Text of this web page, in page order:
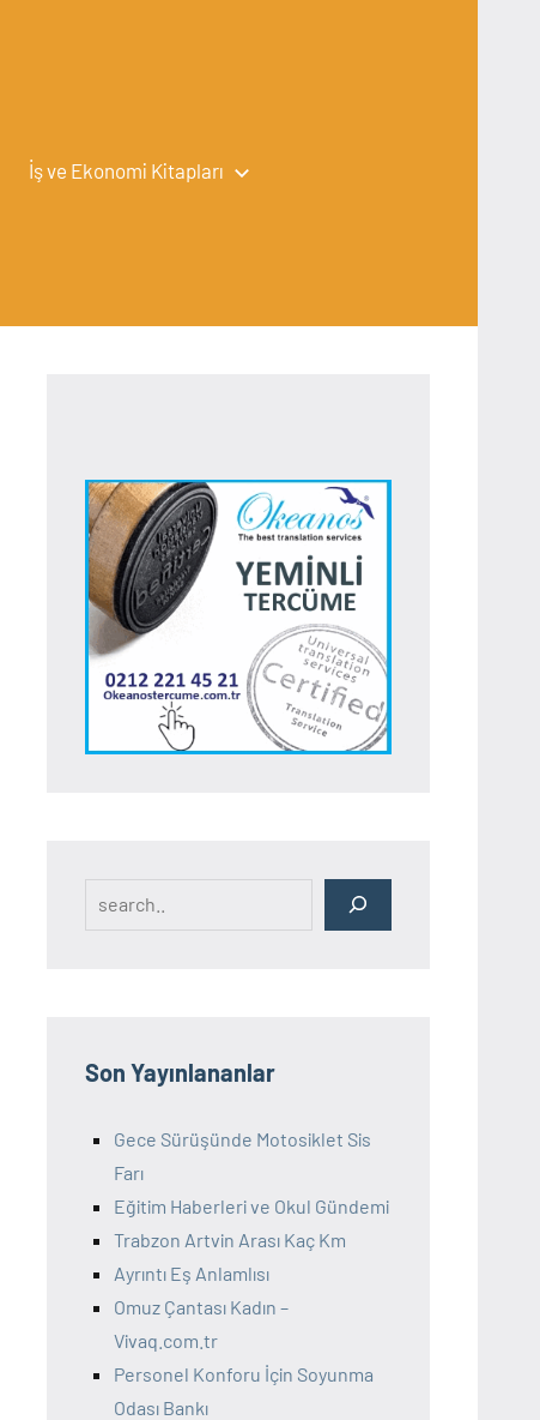
İş ve Ekonomi Kitapları
Son Yayınlananlar
Gece Sürüşünde Motosiklet Sis
Farı
Eğitim Haberleri ve Okul Gündemi
Trabzon Artvin Arası Kaç Km
Ayrıntı Eş Anlamlısı
Omuz Çantası Kadın –
Vivaq.com.tr
Personel Konforu İçin Soyunma
Odası Bankı